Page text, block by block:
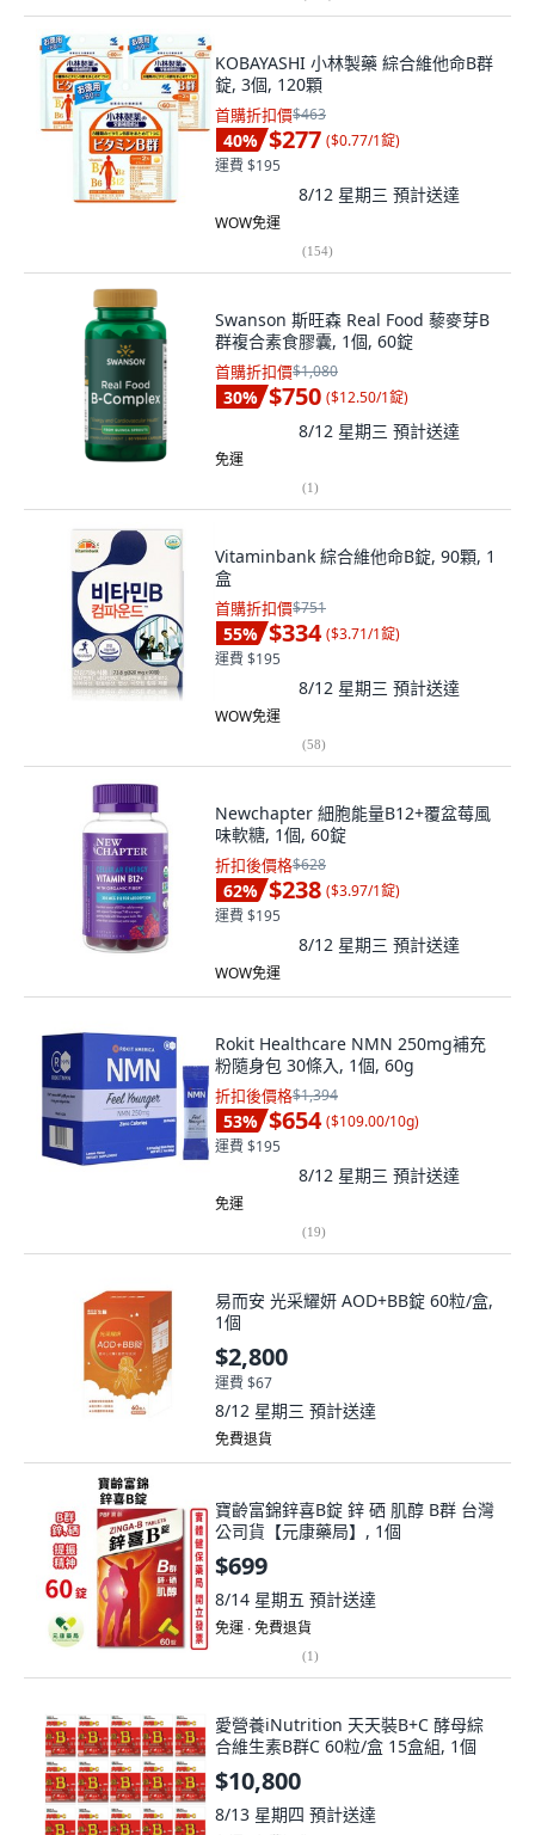
KOBAYASHI 小林製藥 綜合維他命B群
錠, 3個, 120顆
首購折扣價$463
40% $277 ($0.77/1錠)
運費 $195
8/12 星期三 預計送達
WOW免運
(154)
Swanson 斯旺森 Real Food 藜麥芽B
群複合素食膠囊, 1個, 60錠
首購折扣價$1,080
30% $750 ($12.50/1錠)
8/12 星期三 預計送達
免運
(1)
Vitaminbank 綜合維他命B錠, 90顆, 1
盒
首購折扣價$751
55% $334 ($3.71/1錠)
運費 $195
8/12 星期三 預計送達
WOW免運
(58)
Newchapter 細胞能量B12+覆盆莓風
味軟糖, 1個, 60錠
折扣後價格$628
62% $238 ($3.97/1錠)
運費 $195
8/12 星期三 預計送達
WOW免運
Rokit Healthcare NMN 250mg補充
粉隨身包 30條入, 1個, 60g
折扣後價格$1,394
53% $654 ($109.00/10g)
運費 $195
8/12 星期三 預計送達
免運
(19)
易而安 光采耀妍 AOD+BB錠 60粒/盒,
1個
$2,800
運費 $67
8/12 星期三 預計送達
免費退貨
寶齡富錦鋅喜B錠 鋅 硒 肌醇 B群 台灣
公司貨【元康藥局】, 1個
$699
8/14 星期五 預計送達
免運 ∙ 免費退貨
(1)
愛營養iNutrition 天天裝B+C 酵母綜
合維生素B群C 60粒/盒 15盒組, 1個
$10,800
8/13 星期四 預計送達